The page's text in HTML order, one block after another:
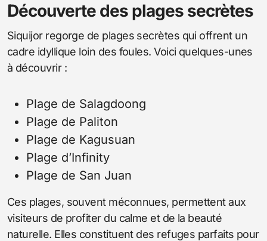
Découverte des plages secrètes
Siquijor regorge de plages secrètes qui offrent un
cadre idyllique loin des foules. Voici quelques-unes
à découvrir :
Plage de Salagdoong
Plage de Paliton
Plage de Kagusuan
Plage d’Infinity
Plage de San Juan
Ces plages, souvent méconnues, permettent aux
visiteurs de profiter du calme et de la beauté
naturelle. Elles constituent des refuges parfaits pour